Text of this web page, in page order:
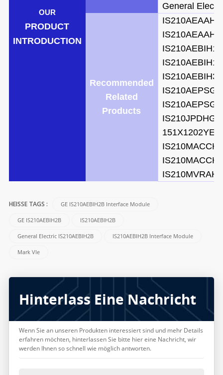
OUR
PRODUCT
INTRODUCTION
General
Recommended
Related
Products
IS210AEAAH1
IS210AEBIH1B
IS210AEPSG1
HEISSE TAGS : GE IS210AEBIH2B Interface Module
GE IS210AEBIH2B IS210AEBIH2B
General Electric IS210AEBIH2B IS210AEBIH2B Interface Module
Mark VIe
Hinterlass Eine Nachricht
Wenn Sie an unseren Produkten interessiert sind und mehr Details
erfahren möchten, hinterlassen Sie bitte hier eine Nachricht, wir
werden Ihnen so schnell wie möglich antworten.